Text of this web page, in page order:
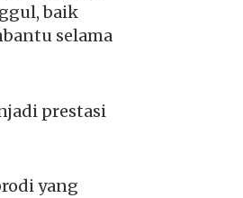
baik
selama
prestasi
yang